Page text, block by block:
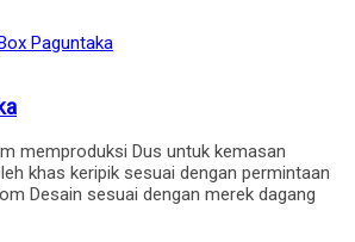
memproduksi Dus untuk kemasan
khas keripik sesuai dengan permintaan
Desain sesuai dengan merek dagang